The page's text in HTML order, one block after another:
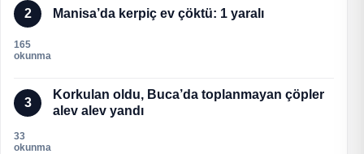
2 Manisa’da kerpiç ev çöktü: 1 yaralı
165
okunma
3
Korkulan oldu, Buca’da toplanmayan çöpler
alev alev yandı
33
okunma